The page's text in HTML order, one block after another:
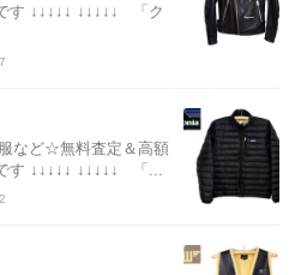
す ↓↓↓↓↓ ↓↓↓↓↓ 「ク
など☆無料査定＆高額
す ↓↓↓↓↓ ↓↓↓↓↓ 「...